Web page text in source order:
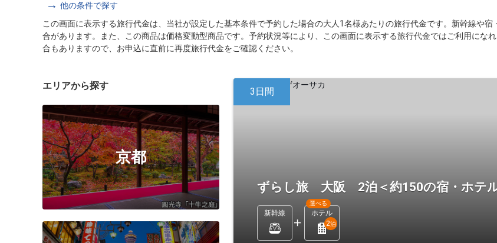
他の条件で探す
この画面に表示する旅行代金は、当社が設定した基本条件で予約した場合の大人1名様あたりの旅行代金です。新幹線や
合があります。また、この商品は価格変動型商品です。予約状況等により、この画面に表示する旅行代金ではご利用にな
合もありますので、お申込に直前に再度旅行代金をご確認ください。
エリアから探す
京都
3日間
ずらし旅 大阪 2泊＜約150の宿・ホテ
新幹線 ホテル
選べる
2泊